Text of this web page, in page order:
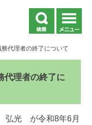
代理者の終了について
代理者の終了に
弘光 が令和8年6月